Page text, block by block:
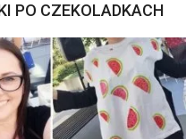
PO CZEKOLADKACH